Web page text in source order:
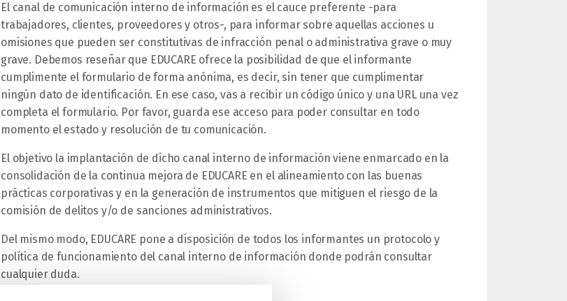
El canal de comunicación interno de información es el cauce preferente -para
trabajadores, clientes, proveedores y otros-, para informar sobre aquellas acciones u
omisiones que pueden ser constitutivas de infracción penal o administrativa grave o muy
grave. Debemos reseñar que EDUCARE ofrece la posibilidad de que el informante
cumplimente el formulario de forma anónima, es decir, sin tener que cumplimentar
ningún dato de identificación. En ese caso, vas a recibir un código único y una URL una vez
completa el formulario. Por favor, guarda ese acceso para poder consultar en todo
momento el estado y resolución de tu comunicación.
El objetivo la implantación de dicho canal interno de información viene enmarcado en la
consolidación de la continua mejora de EDUCARE en el alineamiento con las buenas
prácticas corporativas y en la generación de instrumentos que mitiguen el riesgo de la
comisión de delitos y/o de sanciones administrativos.
Del mismo modo, EDUCARE pone a disposición de todos los informantes un protocolo y
política de funcionamiento del canal interno de información donde podrán consultar
cualquier duda.